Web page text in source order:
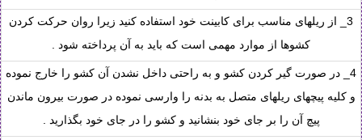
3_ از ریلهای مناسب برای کابینت خود استفاده کنید زیرا روان حرکت کردن
کشوها از موارد مهمی است که باید به آن پرداخته شود .
4_ در صورت گیر کردن کشو و به راحتی داخل نشدن آن کشو را خارج نموده
و کلیه پیچهای ریلهای متصل به بدنه را وارسی نموده در صورت بیرون ماندن
پیچ آن را بر جای خود بنشانید و کشو را در جای خود بگذارید .